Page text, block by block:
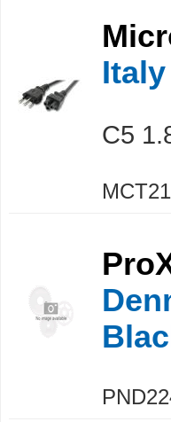
Italy
C5